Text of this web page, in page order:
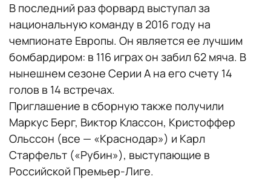
В последний раз форвард выступал за
национальную команду в 2016 году на
чемпионате Европы. Он является ее лучшим
бомбардиром: в 116 играх он забил 62 мяча. В
нынешнем сезоне Серии А на его счету 14
голов в 14 встречах.
Приглашение в сборную также получили
Маркус Берг, Виктор Классон, Кристоффер
Ольссон (все — «Краснодар») и Карл
Старфельт («Рубин»), выступающие в
Российской Премьер-Лиге.